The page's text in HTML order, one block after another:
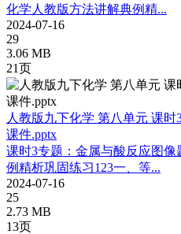
化学人教版方法讲解典例精...
2024-07-16
29
3.06 MB
21页
人教版九下化学 第八单元 课
课件.pptx
课时3专题：金属与酸反应图
例精析巩固练习123一、等...
2024-07-16
25
2.73 MB
13页